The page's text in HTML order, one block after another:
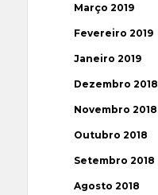
Março 2019
Fevereiro 2019
Janeiro 2019
Dezembro 2018
Novembro 2018
Outubro 2018
Setembro 2018
Agosto 2018